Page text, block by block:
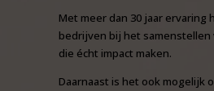
Met meer dan 30 jaar ervaring
bedrijven bij het samenstellen
die écht impact maken.
Daarnaast is het ook mogelijk